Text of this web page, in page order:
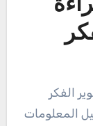
الفكر
المعلومات